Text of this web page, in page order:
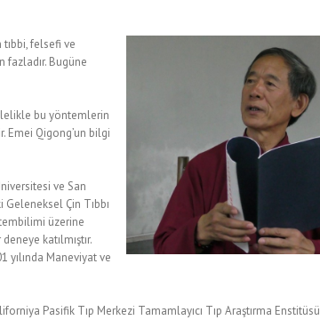
felsefi ve
fazladır. Bugüne
bu yöntemlerin
Emei Qigong’un bilgi
ve San
Çin Tıbbı
üzerine
katılmıştır.
yılında Maneviyat ve
Pasifik Tıp Merkezi Tamamlayıcı Tıp Araştırma Enstitüsü